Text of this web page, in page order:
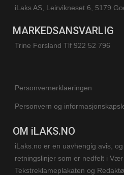
iLaks AS, Leirvikneset 6, 5179
MARKEDSANSVARLIG
Trine Forsland Tlf 922 52 796
Personvernerklaeringen
Personvern og
OM iLAKS.NO
iLaks.no er en uavhengig avis,
retningslinjer som er nedfelt i
Tekstreklameplakaten og